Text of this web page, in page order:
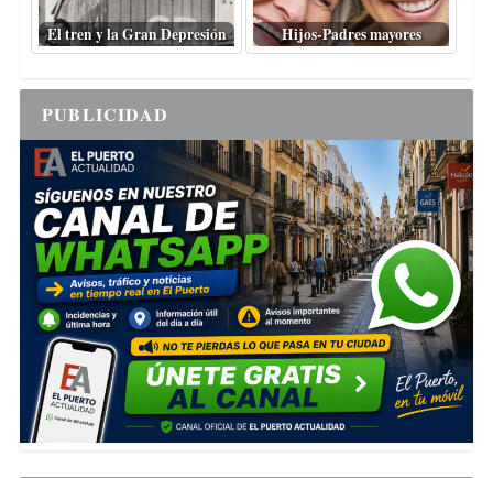
El tren y la Gran Depresión Hijos-Padres mayores
PUBLICIDAD